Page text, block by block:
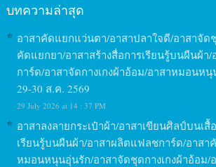
บทความล่าสุด
อาสาคัดแยกแว่นตา/อาสาปลาใจดี/อาสาจัด
คัดแยกยา/อาสาสร้างสื่อการเรียนรู้บนผืนผ้
การ์ด/อาสาจัดกางเกงผ้าอ้อม/อาสาหมอนห
29-30 ส.ค. 2569
29 July 2026 at 14 : 37 PM
อาสาลงลายกระเป๋าผ้า/อาสาเขียนศิลป์บนเสื้
เรียนรู้บนผืนผ้า/อาสาผลิตแฟลชการ์ด/อาสา
หมอนหนุนอุ่นรัก/อาสาจัดชุดกางเกงผ้าอ้อม/